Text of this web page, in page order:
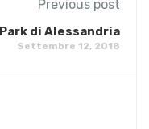
Previous post
di Alessandria
Settembre 12, 2018